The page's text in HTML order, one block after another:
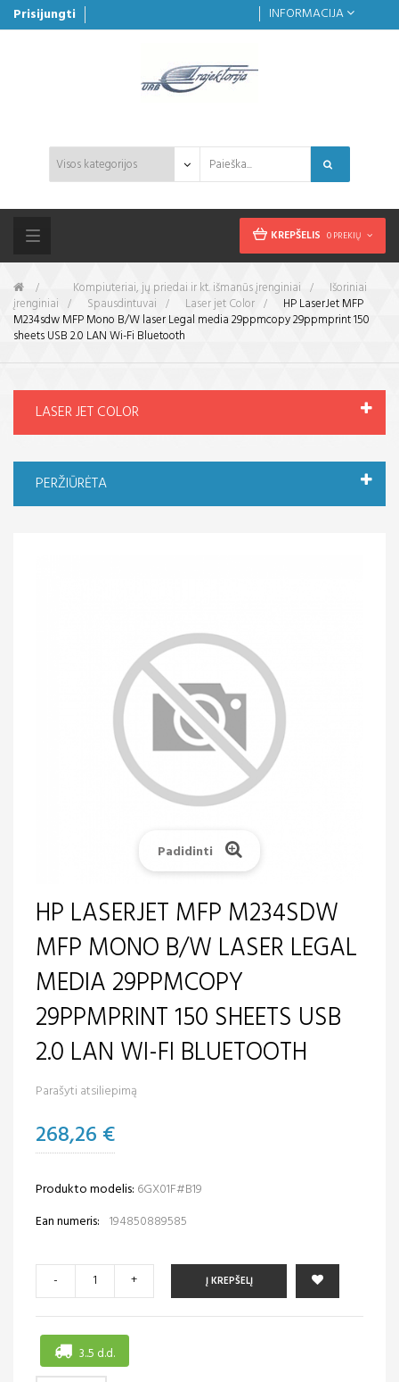
Prisijungti INFORMACIJA
KREPŠELIS 0 PREKIŲ
Toggle
navigation
&gt; Kompiuteriai, jų priedai ir kt. išmanūs įrenginiai >
Išoriniai
įrenginiai > Spausdintuvai > Laser jet Color >
HP LaserJet MFP
M234sdw MFP Mono B/W laser Legal media 29ppmcopy 29ppmprint 150
sheets USB 2.0 LAN Wi-Fi Bluetooth
LASER JET COLOR
PERŽIŪRĖTA
Padidinti
HP LASERJET MFP M234SDW
MFP MONO B/W LASER LEGAL
MEDIA 29PPMCOPY
29PPMPRINT 150 SHEETS USB
2.0 LAN WI-FI BLUETOOTH
Parašyti atsiliepimą
268,26 €
Produkto modelis: 6GX01F#B19
Ean numeris: 194850889585
- + Į KREPŠELĮ
3..5 d.d.